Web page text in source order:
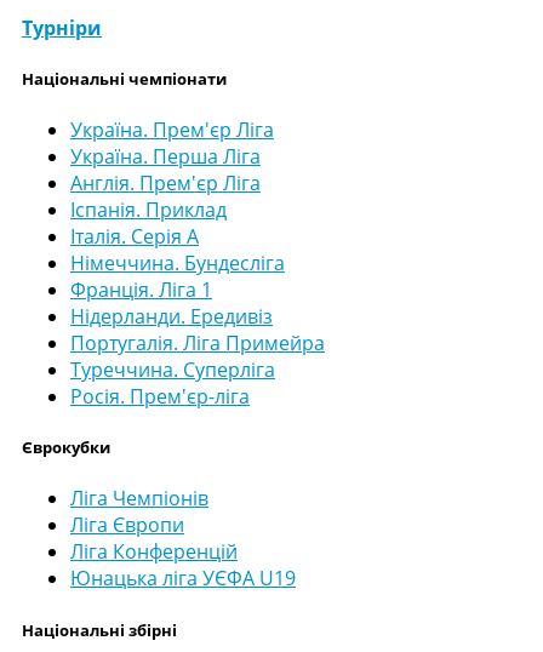
Турніри
Національні чемпіонати
Україна. Прем'єр Ліга
Україна. Перша Ліга
Англія. Прем'єр Ліга
Іспанія. Приклад
Італія. Серія А
Німеччина. Бундесліга
Франція. Ліга 1
Нідерланди. Ередивіз
Португалія. Ліга Примейра
Туреччина. Суперліга
Росія. Прем'єр-ліга
Єврокубки
Ліга Чемпіонів
Ліга Європи
Ліга Конференцій
Юнацька ліга УЄФА U19
Національні збірні